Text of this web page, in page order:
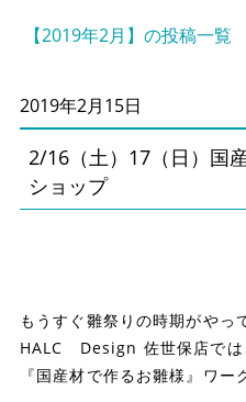
【2019年2月】の投稿一覧
2019年2月15日
2/16（土）17（日）国
ショップ
もうすぐ雛祭りの時期がやっ
HALC Design 佐世保店では
『国産材で作るお雛様』ワー